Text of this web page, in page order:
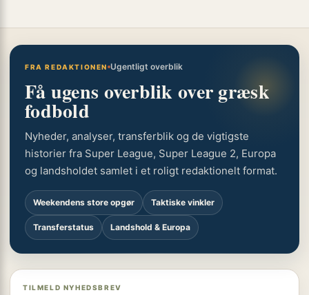
FRA REDAKTIONEN Ugentligt overblik
Få ugens overblik over græsk
fodbold
Nyheder, analyser, transferblik og de vigtigste
historier fra Super League, Super League 2, Europa
og landsholdet samlet i et roligt redaktionelt format.
Weekendens store opgør Taktiske vinkler
Transferstatus Landshold & Europa
TILMELD NYHEDSBREV